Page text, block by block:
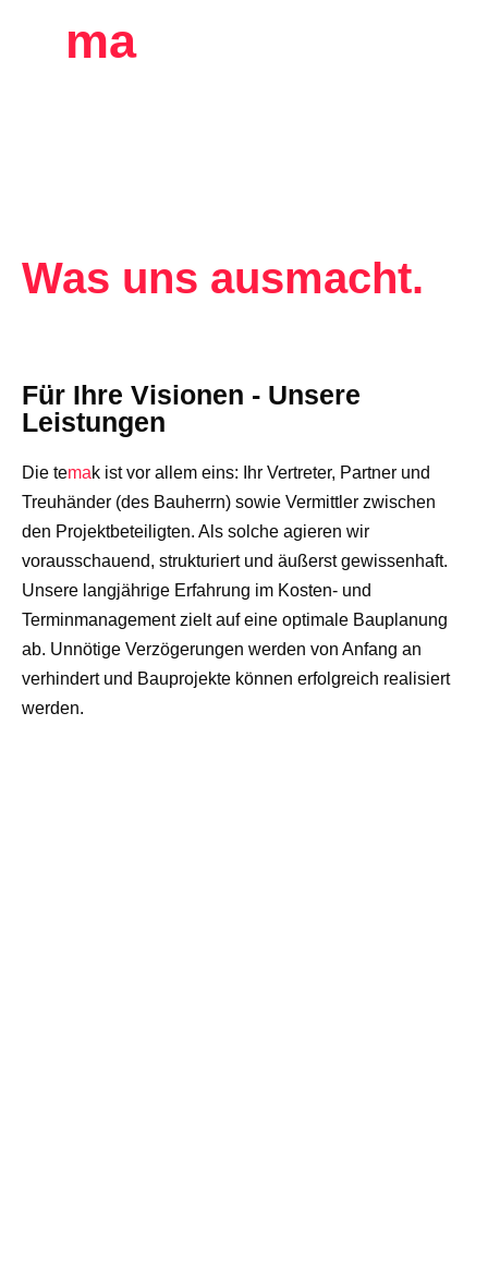
mak
Was uns ausmacht.
Für Ihre Visionen - Unsere
Leistungen
Die temak ist vor allem eins: Ihr Vertreter, Partner und
Treuhänder (des Bauherrn) sowie Vermittler zwischen
den Projektbeteiligten. Als solche agieren wir
vorausschauend, strukturiert und äußerst gewissenhaft.
Unsere langjährige Erfahrung im Kosten- und
Terminmanagement zielt auf eine optimale Bauplanung
ab. Unnötige Verzögerungen werden von Anfang an
verhindert und Bauprojekte können erfolgreich realisiert
werden.